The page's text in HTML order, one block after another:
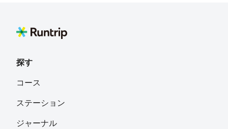
探す
コース
ステーション
ジャーナル